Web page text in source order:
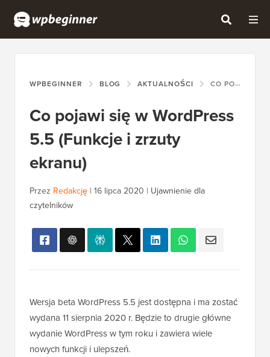
WPBEGINNER BLOG AKTUALNOŚCI CO POJAWI SIĘ W WORDPRESS 5.5 (FUNKCJE I ZRZUTY EKRANU)
Co pojawi się w WordPress
5.5 (Funkcje i zrzuty
ekranu)
Przez Redakcję | 16 lipca 2020 | Ujawnienie dla
czytelników
Wersja beta WordPress 5.5 jest dostępna i ma zostać
wydana 11 sierpnia 2020 r. Będzie to drugie główne
wydanie WordPress w tym roku i zawiera wiele
nowych funkcji i ulepszeń.